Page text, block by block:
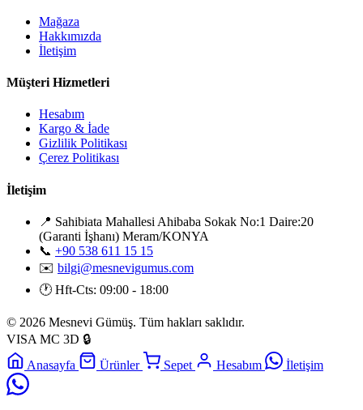
Mağaza
Hakkımızda
İletişim
Müşteri Hizmetleri
Hesabım
Kargo & İade
Gizlilik Politikası
Çerez Politikası
İletişim
📍 Sahibiata Mahallesi Ahibaba Sokak No:1 Daire:20
(Garanti İşhanı) Meram/KONYA
📞 +90 538 611 15 15
✉️ bilgi@mesnevigumus.com
🕐 Hft-Cts: 09:00 - 18:00
© 2026 Mesnevi Gümüş. Tüm hakları saklıdır.
VISA MC 3D 🔒
Anasayfa
Ürünler Sepet Hesabım İletişim